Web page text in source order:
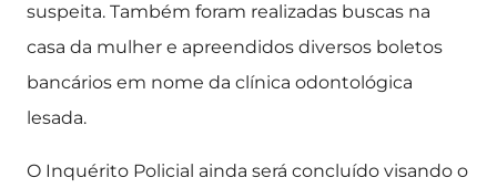
suspeita. Também foram realizadas buscas na
casa da mulher e apreendidos diversos boletos
bancários em nome da clínica odontológica
lesada.
O Inquérito Policial ainda será concluído visando o